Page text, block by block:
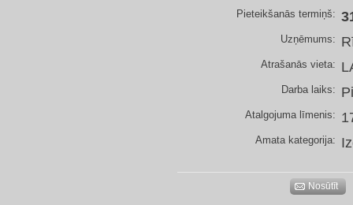
Pieteikšanās termiņš:
Uzņēmums:
Atrašanās vieta:
Darba laiks:
Atalgojuma līmenis:
Amata kategorija:
Nosūtīt